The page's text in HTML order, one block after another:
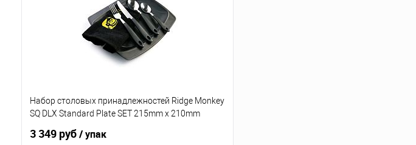
Набор столовых принадлежностей Ridge Monkey
SQ DLX Standard Plate SET 215mm x 210mm
3 349 руб/ упак